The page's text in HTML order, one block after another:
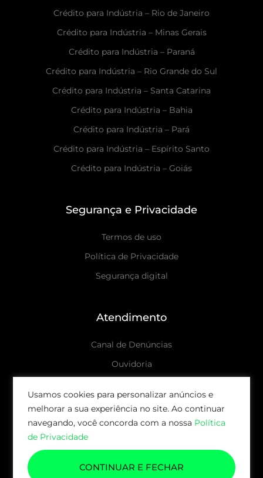
Usamos cookies para personalizar anúncios e
melhorar a sua experiência no site. Ao continuar
navegando, você concorda com a nossa Política
de Privacidade
CONTINUAR E FECHAR
Crédito para Indústria – Rio de Janeiro
Crédito para Indústria – Minas Gerais
Crédito para Indústria – Paraná
Crédito para Indústria – Rio Grande do Sul
Crédito para Indústria – Santa Catarina
Crédito para Indústria – Bahia
Crédito para Indústria – Pará
Crédito para Indústria – Espírito Santo
Crédito para Indústria – Goiás
Segurança e Privacidade
Termos de uso
Política de Privacidade
Segurança digital
Atendimento
Canal de Denúncias
Ouvidoria
© 2026 AUDAX CAPITAL | TODOS OS DIREITOS